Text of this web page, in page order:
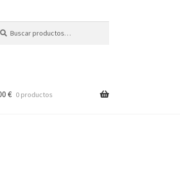
€ 0 productos